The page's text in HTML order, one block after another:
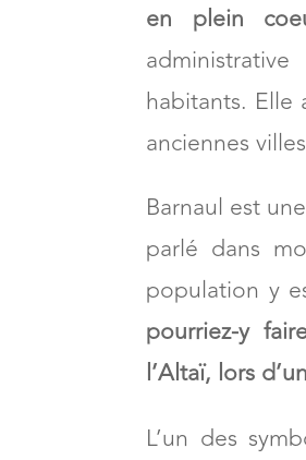
en plein
habitants. Elle
anciennes
Barnaul est
parlé dans
population y
pourriez-y
l’Altaï, lors
L’un des